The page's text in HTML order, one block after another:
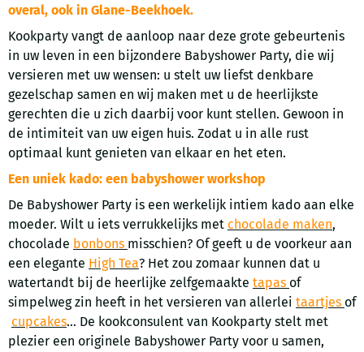
overal, ook in Glane-Beekhoek.
Kookparty vangt de aanloop naar deze grote gebeurtenis
in uw leven in een bijzondere Babyshower Party, die wij
versieren met uw wensen: u stelt uw liefst denkbare
gezelschap samen en wij maken met u de heerlijkste
gerechten die u zich daarbij voor kunt stellen. Gewoon in
de intimiteit van uw eigen huis. Zodat u in alle rust
optimaal kunt genieten van elkaar en het eten.
Een uniek kado: een babyshower workshop
De Babyshower Party is een werkelijk intiem kado aan elke
moeder. Wilt u iets verrukkelijks met chocolade maken,
chocolade bonbons misschien? Of geeft u de voorkeur aan
een elegante High Tea? Het zou zomaar kunnen dat u
watertandt bij de heerlijke zelfgemaakte tapas of
simpelweg zin heeft in het versieren van allerlei taartjes of
cupcakes... De kookconsulent van Kookparty stelt met
plezier een originele Babyshower Party voor u samen,